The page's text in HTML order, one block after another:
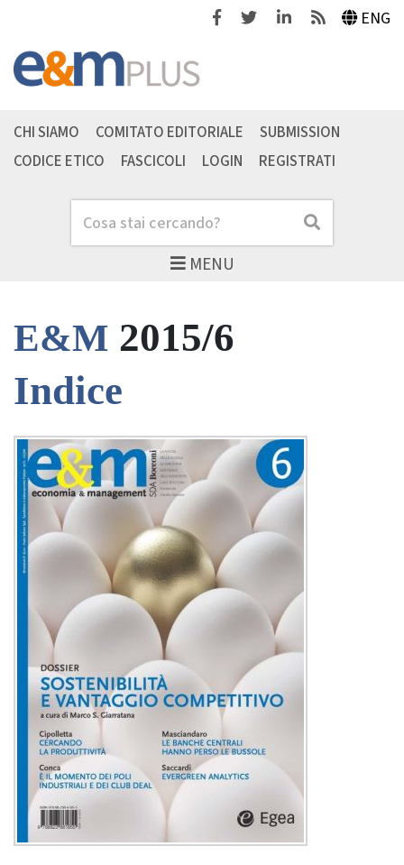
FacebookTwitterLinkedinFeeds ENG
MENU
Cerca Cerca
CHI SIAMO COMITATO EDITORIALE
SUBMISSION
CODICE ETICO
FASCICOLI LOGIN REGISTRATI
E&M 2015/6
Indice